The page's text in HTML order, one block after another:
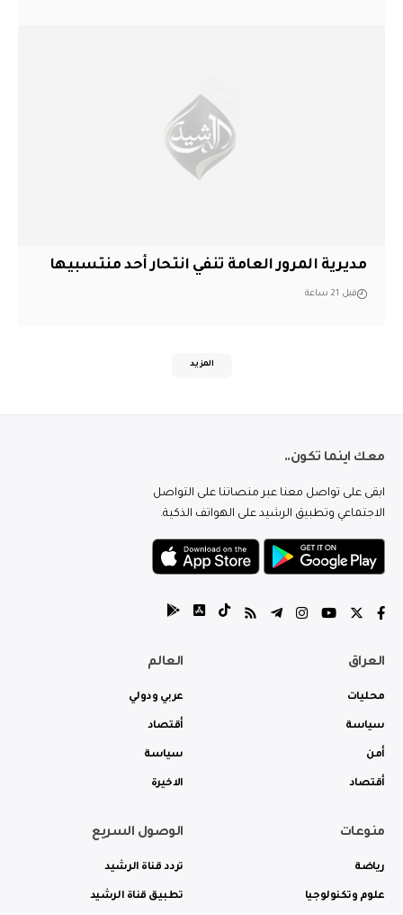
مديرية المرور العامة تنفي انتحار أحد منتسبيها
قبل 21 ساعة
المزيد
معك اينما تكون..
ابقى على تواصل معنا عبر منصاتنا على التواصل
الاجتماعي وتطبيق الرشيد على الهواتف الذكية.
العراق
محليات
سياسة
أمن
أقتصاد
العالم
عربي ودولي
أقتصاد
سياسة
الاخيرة
منوعات
رياضة
علوم وتكنولوجيا
الوصول السريع
تردد قناة الرشيد
تطبيق قناة الرشيد